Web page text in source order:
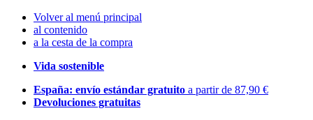
Volver al menú principal
al contenido
a la cesta de la compra
Vida sostenible
España: envío estándar gratuito a partir de 87,90 €
Devoluciones gratuitas